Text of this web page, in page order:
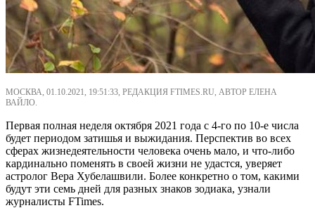
МОСКВА, 01.10.2021, 19:51:33, РЕДАКЦИЯ FTIMES.RU, АВТОР ЕЛЕНА
ВАЙЛО.
Первая полная неделя октября 2021 года с 4-го по 10-е числа
будет периодом затишья и выжидания. Перспектив во всех
сферах жизнедеятельности человека очень мало, и что-либо
кардинально поменять в своей жизни не удастся, уверяет
астролог Вера Хубелашвили. Более конкретно о том, какими
будут эти семь дней для разных знаков зодиака, узнали
журналисты FTimes.